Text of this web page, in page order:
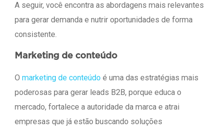
A seguir, você encontra as abordagens mais relevantes
para gerar demanda e nutrir oportunidades de forma
consistente.
Marketing de conteúdo
O marketing de conteúdo é uma das estratégias mais
poderosas para gerar leads B2B, porque educa o
mercado, fortalece a autoridade da marca e atrai
empresas que já estão buscando soluções